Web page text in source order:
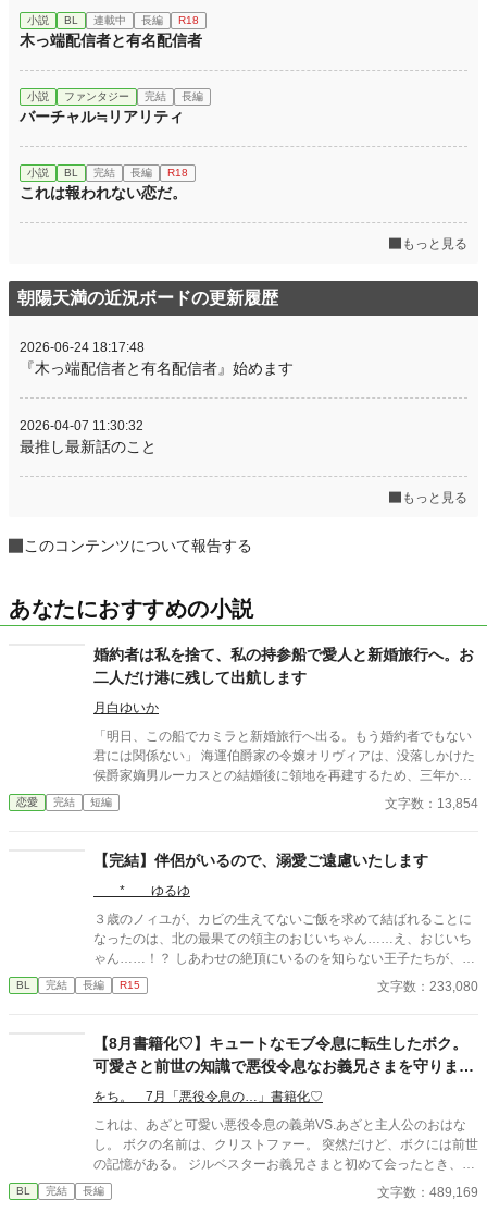
小説 BL 連載中 長編 R18
木っ端配信者と有名配信者
小説 ファンタジー 完結 長編
バーチャル≒リアリティ
小説 BL 完結 長編 R18
これは報われない恋だ。
もっと見る
朝陽天満の近況ボードの更新履歴
2026-06-24 18:17:48
『木っ端配信者と有名配信者』始めます
2026-04-07 11:30:32
最推し最新話のこと
もっと見る
このコンテンツについて報告する
あなたにおすすめの小説
婚約者は私を捨て、私の持参船で愛人と新婚旅行へ。お
二人だけ港に残して出航します
月白ゆいか
「明日、この船でカミラと新婚旅行へ出る。もう婚約者でもない
君には関係ない」 海運伯爵家の令嬢オリヴィアは、没落しかけた
侯爵家嫡男ルーカスとの結婚後に領地を再建するため、三年かけ
て持参船〈暁の鴎〉号を準備してきた。 船員をそろえ、航路を整
え、翌朝には嵐で被害を受けた島々へ出航する予定だった。船倉
まれている。 ところが出航前日、港へ着いたオリヴィアが見たの
は、船から降ろされる救援物資と、代わりに積み込まれる衣装
箱、酒樽、鏡台、長椅子だった。 船上にはルーカスと、その愛人
カミラがいる。 ルーカスはオリヴィアとの婚約を一方的に解消
し、カミラとの婚礼と新婚旅行、さらに自分の私的事業へ〈暁の
鴎〉号を使うと告げた。 「この毛布、少し獣臭いのですもの」 カ
れどルーカスは、大切な二つの事実を軽んじていた。 〈暁の鴎〉
フレデリック辺境伯は、島の備蓄があと二日だと伝えても、オリ
ヴィアへ命令しない。 「この船をどうするかは、あなたが決めて
ください」 裏切られた痛みを抱えながら、オリヴィアは自分で救
援続行を決める。船員たちと物資を積み戻し、翌朝、予定どおり
出航すると宣言した。 それでもルーカスは、招待客の前ならオリ
ヴィアは逆らえないと考え、新婚旅行の出航式を強行する。 「錨
を上げろ。出航だ！」 しかし、船員は誰一人動かなかった。 これ
は、自分を財産として扱った元婚約者と愛人を直接船から降ろ
恋愛 完結 短編 文字数：13,854
【完結】伴侶がいるので、溺愛ご遠慮いたします
* ゆるゆ
３歳のノィユが、カビの生えてないご飯を求めて結ばれることに
なったのは、北の最果ての領主のおじいちゃん……え、おじいち
ゃん……！？ しあわせの絶頂にいるのを知らない王子たちが、び
っくりして憐れんで溺愛してくれそうなのですが、結構です！ め
ちゃくちゃかっこよくて可愛い伴侶がいますので！ 本編完結済。
げで『もふもふ獣人に転生したら、最愛の推しに溺愛されていま
す』書籍化、心から、ありがとうございます！ ふたりの動画をつ
くりました！ もしよかったら、プロフのwebサイトからどうぞで
す！ 表紙や動画にはAIを使っていますが、小説にはAIを使ってお
BL 完結 長編 R15 文字数：233,080
【8月書籍化♡】キュートなモブ令息に転生したボク。
可愛さと前世の知識で悪役令息なお義兄さまを守ります
っ！
をち。 7月「悪役令息の…」書籍化♡
これは、あざと可愛い悪役令息の義弟VS.あざと主人公のおはな
し。 ボクの名前は、クリストファー。 突然だけど、ボクには前世
の記憶がある。 ジルベスターお義兄さまと初めて会ったとき、そ
のご尊顔を見て 「あああ！《《この人》》、知ってるう！悪役令
息っ！」 と思い出したのだ。 あ、この人ゲームの悪役じゃん、っ
BL 完結 長編 文字数：489,169